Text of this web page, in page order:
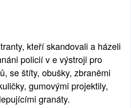
kteří skandovali a házeli
policií v e výstroji pro
se štíty, obušky, zbraněmi
gumovými projektily,
granáty.